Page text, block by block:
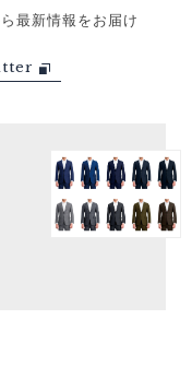
新情報をお届け